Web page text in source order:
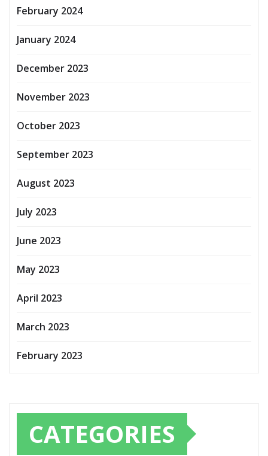
February 2024
January 2024
December 2023
November 2023
October 2023
September 2023
August 2023
July 2023
June 2023
May 2023
April 2023
March 2023
February 2023
CATEGORIES